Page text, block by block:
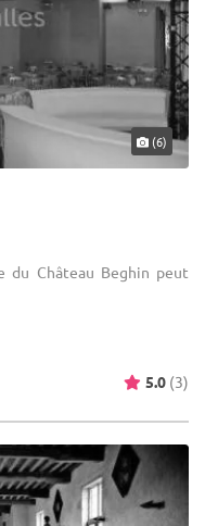
(6)
du Château Beghin peut
5.0 (3)